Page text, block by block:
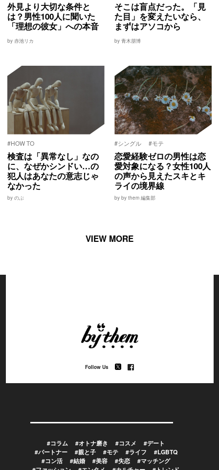
外見より大切な条件と
は？男性100人に聞いた
「理想の彼女」への本音
by 赤池リカ
そこは盲点だった。「見
た目」を変えたいなら、
まずはアソコから
by 青木朋博
#HOW TO
検査は「異常なし」なの
に、なぜかシンドい…の
犯人はあなたの意志じゃ
なかった
by のぶ
#シングル #モテ
恋愛経験ゼロの男性は恋
愛対象になる？女性100人
の声から見えたスキとキ
ライの境界線
by by them 編集部
VIEW MORE
Follow Us
#コラム #オトナ磨き #コスメ
#デート
#パートナー
#親と子 #モテ #ライフ
#LGBTQ
#コン活
#結婚 #美容 #失恋
#マッチング